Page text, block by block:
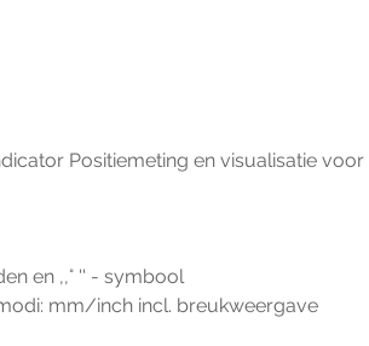
Positiemeting en visualisatie
en ,,° '' - symbool
mm/inch incl. breukweergave